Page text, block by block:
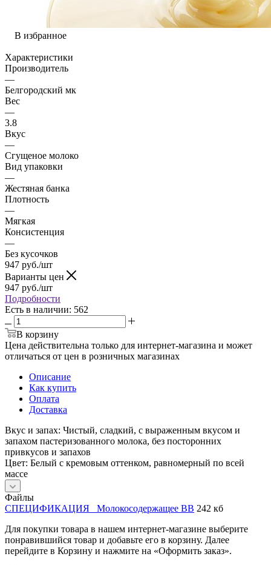
В избранное
Характеристики
Производитель
—
Белгородский мк
Вес
—
3.8
Вкус
—
Сгущеное молоко
Вид упаковки
—
Жестяная банка
Плотность
—
Мягкая
Консистенция
—
Без кусочков
947 руб./шт
Варианты цен
947 руб./шт
Подробности
Есть в наличии: 562
В корзину
Цена действительна только для интернет-магазина и может
отличаться от цен в розничных магазинах
Описание
Как купить
Оплата
Доставка
Вкус и запах: Чистый, сладкий, с выраженным вкусом и
запахом пастеризованного молока, без посторонних
привкусов и запахов
Цвет: Белый с кремовым оттенком, равномерный по всей
массе
Файлы
СПЕЦИФИКАЦИЯ _Молокосодержащее ВВ 242 кб
Для покупки товара в нашем интернет-магазине выберите
понравившийся товар и добавьте его в корзину. Далее
перейдите в Корзину и нажмите на «Оформить заказ».